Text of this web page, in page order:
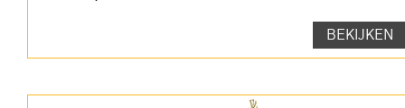
BEKIJKEN